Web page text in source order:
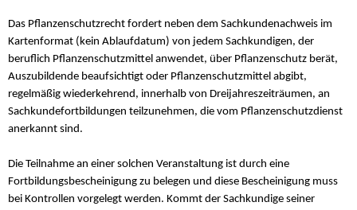
Das Pflanzenschutzrecht fordert neben dem Sachkundenachweis im
Kartenformat (kein Ablaufdatum) von jedem Sachkundigen, der
beruflich Pflanzenschutzmittel anwendet, über Pflanzenschutz berät,
Auszubildende beaufsichtigt oder Pflanzenschutzmittel abgibt,
regelmäßig wiederkehrend, innerhalb von Dreijahreszeiträumen, an
Sachkundefortbildungen teilzunehmen, die vom Pflanzenschutzdienst
anerkannt sind.
Die Teilnahme an einer solchen Veranstaltung ist durch eine
Fortbildungsbescheinigung zu belegen und diese Bescheinigung muss
bei Kontrollen vorgelegt werden. Kommt der Sachkundige seiner